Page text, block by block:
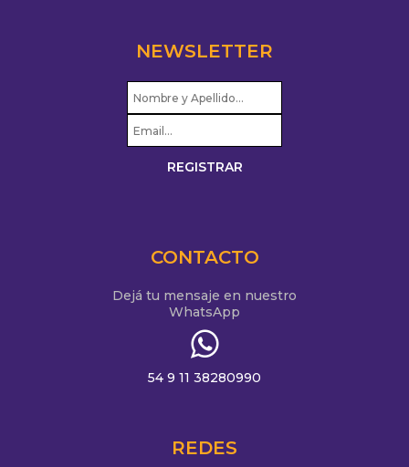
NEWSLETTER
CONTACTO
Dejá tu mensaje en nuestro
WhatsApp
54 9 11 38280990
REDES